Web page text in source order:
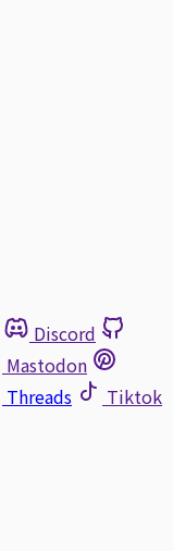
Discord
Mastodon
Threads
Tiktok